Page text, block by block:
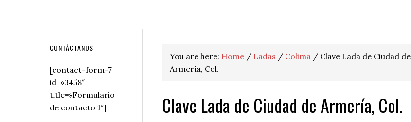
You are here: Home / Ladas / Colima / Clave Lada de Ciudad de
Armería, Col.
Clave Lada de Ciudad de Armería, Col.
Secondary
Sidebar
CONTÁCTANOS
[contact-form-7
id=»3458″
title=»Formulario
de contacto 1″]